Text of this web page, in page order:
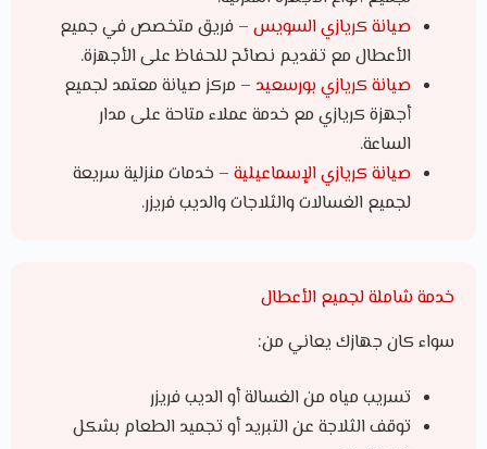
صيانة كريازي السويس – فريق متخصص في جميع
الأعطال مع تقديم نصائح للحفاظ على الأجهزة.
صيانة كريازي بورسعيد – مركز صيانة معتمد لجميع
أجهزة كريازي مع خدمة عملاء متاحة على مدار
الساعة.
صيانة كريازي الإسماعيلية – خدمات منزلية سريعة
لجميع الغسالات والثلاجات والديب فريزر.
خدمة شاملة لجميع الأعطال
سواء كان جهازك يعاني من:
تسريب مياه من الغسالة أو الديب فريزر
توقف الثلاجة عن التبريد أو تجميد الطعام بشكل